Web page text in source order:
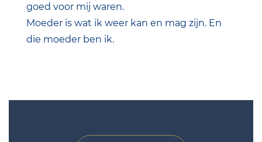
goed voor mij waren.
Moeder is wat ik weer kan en mag zijn. En
die moeder ben ik.